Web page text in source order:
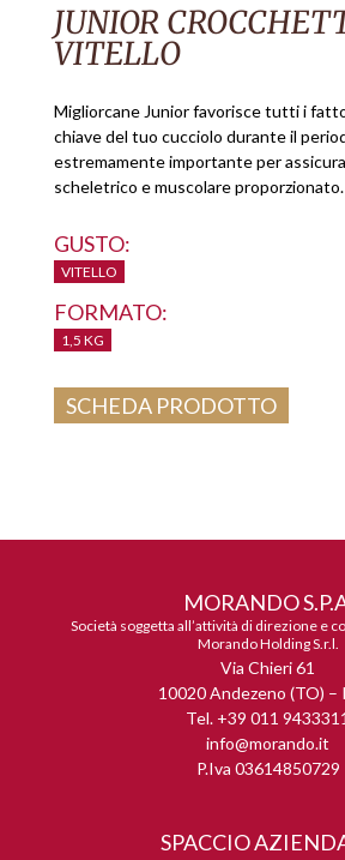
JUNIOR
VITELLO
Migliorcane Junior favorisce tutti i
chiave del tuo cucciolo durante il
estremamente importante per
scheletrico e muscolare proporzionato.
GUSTO:
VITELLO
FORMATO:
1,5 KG
SCHEDA PRODOTTO
MORANDO
Società soggetta all’attività di direzione e
Morando Holding S.r.l.
Via Chieri 61
10020 Andezeno (TO) –
Tel. +39 011 9433311
info@morando.it
P.Iva 03614850729
SPACCIO